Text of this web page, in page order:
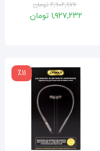
۲,۹۰۲,۹۷۶ تومان
۱,۹۲۷,۲۳۲ تومان